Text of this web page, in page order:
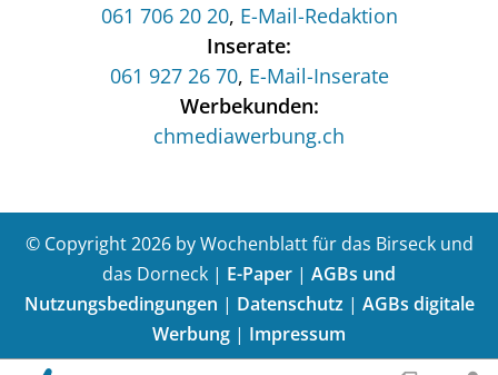
061 706 20 20, E-Mail-Redaktion
Inserate:
061 927 26 70, E-Mail-Inserate
Werbekunden:
chmediawerbung.ch
© Copyright 2026 by Wochenblatt für das Birseck und
das Dorneck | E-Paper | AGBs und
Nutzungsbedingungen | Datenschutz| AGBs digitale
Werbung | Impressum